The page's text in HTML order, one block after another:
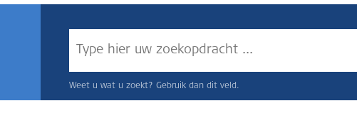
Weet u wat u zoekt? Gebruik dan dit veld.